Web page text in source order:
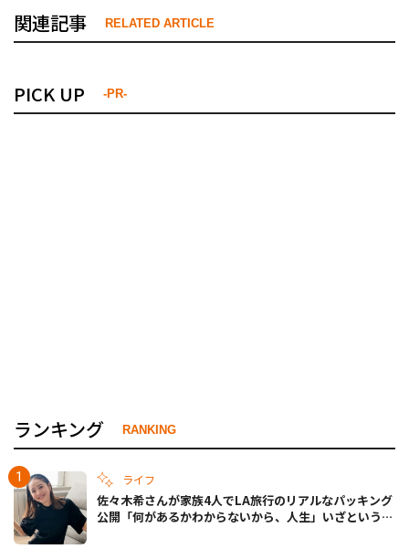
関連記事 RELATED ARTICLE
PICK UP -PR-
ランキング RANKING
ライフ
佐々木希さんが家族4人でLA旅行のリアルなパッキング
公開「何があるかわからないから、人生」いざというと